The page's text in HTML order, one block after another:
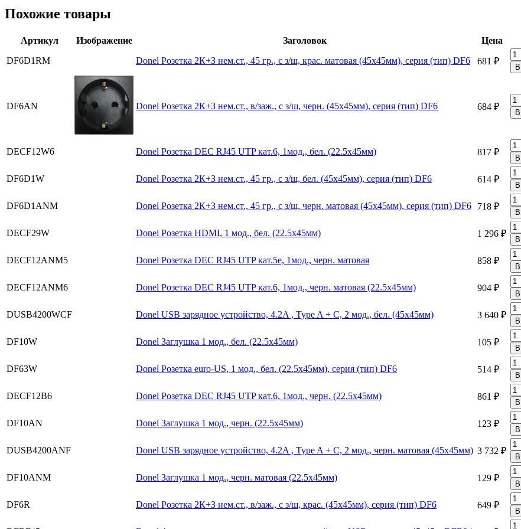
Похожие товары
Артикул Изображение Заголовок
Цена
DF6D1RM
Donel Розетка 2К+З нем.ст., 45 гр., с з/ш, крас. матовая (45х45мм), серия (тип) DF6 681 ₽
DF6AN Donel Розетка 2К+З нем.ст., в/заж., с з/ш, черн. (45х45мм), серия (тип) DF6 684 ₽
DECF12W6 Donel Розетка DEC RJ45 UTP кат.6, 1мод., бел. (22.5х45мм) 817 ₽
DF6D1W Donel Розетка 2К+З нем.ст., 45 гр., с з/ш, бел. (45х45мм), серия (тип) DF6 614 ₽
DF6D1ANM Donel Розетка 2К+З нем.ст., 45 гр., с з/ш, черн. матовая (45х45мм), серия (тип) DF6 718 ₽
DECF29W Donel Розетка HDMI, 1 мод., бел. (22.5х45мм) 1 296 ₽
DECF12ANM5 Donel Розетка DEC RJ45 UTP кат.5e, 1мод., черн. матовая 858 ₽
DECF12ANM6 Donel Розетка DEC RJ45 UTP кат.6, 1мод., черн. матовая (22.5х45мм) 904 ₽
DUSB4200WCF Donel USB зарядное устройство, 4.2A , Type A + C, 2 мод., бел. (45х45мм) 3 640 ₽
DF10W Donel Заглушка 1 мод., бел. (22.5х45мм) 105 ₽
DF63W Donel Розетка euro-US, 1 мод., бел. (22.5х45мм), серия (тип) DF6 514 ₽
DECF12B6 Donel Розетка DEC RJ45 UTP кат.6, 1мод., черн. (22.5х45мм) 861 ₽
DF10AN Donel Заглушка 1 мод., черн. (22.5х45мм) 123 ₽
DUSB4200ANF Donel USB зарядное устройство, 4.2A , Type A + C, 2 мод., черн. матовая (45х45мм) 3 732 ₽
DF10ANM Donel Заглушка 1 мод., черн. матовая (22.5х45мм) 129 ₽
DF6R Donel Розетка 2К+З нем.ст., в/заж., с з/ш, крас. (45х45мм), серия (тип) DF6 649 ₽